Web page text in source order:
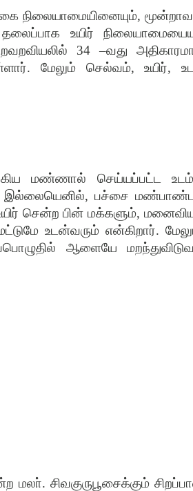
நிலையாமையினையும்,
தலைப்பாக உயிர்
34 –வது
.மேலும் செல்வம்,உயிர்,
மண்ணால் செய்யப்பட்ட
இல்லையெனில், பச்சை
சென்ற பின் மக்களும்,
உடன்வரும் என்கிறார்.
ஆளையே
மலா். சிவகுருபூசைக்கும்